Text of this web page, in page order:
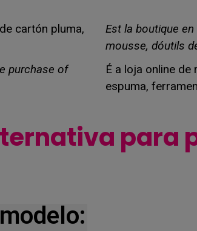
cartón pluma,
purchase of
Est la boutique
mousse, dóutils
É a loja online
espuma,
para